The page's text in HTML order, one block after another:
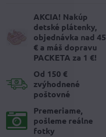
AKCIA! Nakúp
detské plátenky,
objednávka nad 45
€ a máš dopravu
PACKETA za 1 €!
Od 150 €
zvýhodnené
poštovné
Premeriame,
pošleme reálne
fotky